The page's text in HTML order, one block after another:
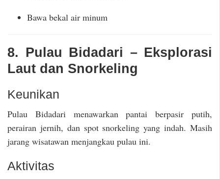
Bawa bekal air minum
8. Pulau Bidadari – Eksplorasi
Laut dan Snorkeling
Keunikan
Pulau Bidadari menawarkan pantai berpasir putih,
perairan jernih, dan spot snorkeling yang indah. Masih
jarang wisatawan menjangkau pulau ini.
Aktivitas